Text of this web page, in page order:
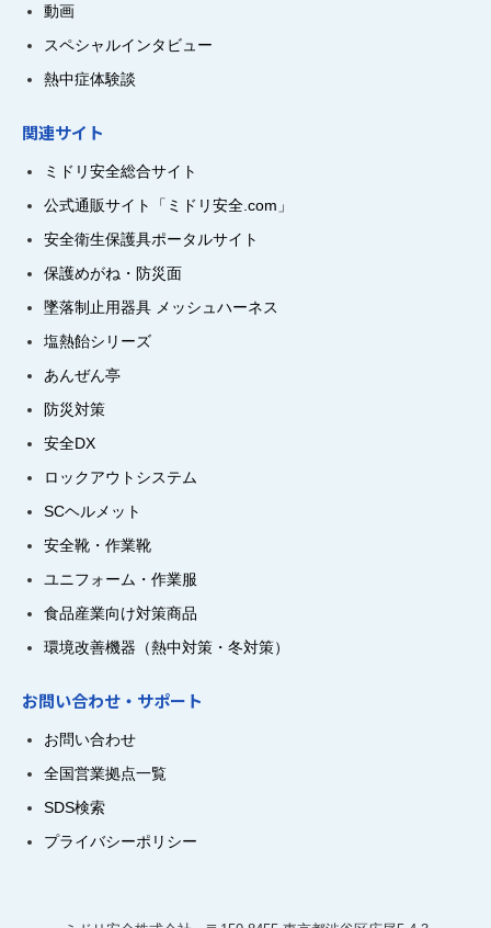
動画
スペシャルインタビュー
熱中症体験談
関連サイト
ミドリ安全総合サイト
公式通販サイト「ミドリ安全.com」
安全衛生保護具ポータルサイト
保護めがね・防災面
墜落制止用器具 メッシュハーネス
塩熱飴シリーズ
あんぜん亭
防災対策
安全DX
ロックアウトシステム
SCヘルメット
安全靴・作業靴
ユニフォーム・作業服
食品産業向け対策商品
環境改善機器（熱中対策・冬対策）
お問い合わせ・サポート
お問い合わせ
全国営業拠点一覧
SDS検索
プライバシーポリシー